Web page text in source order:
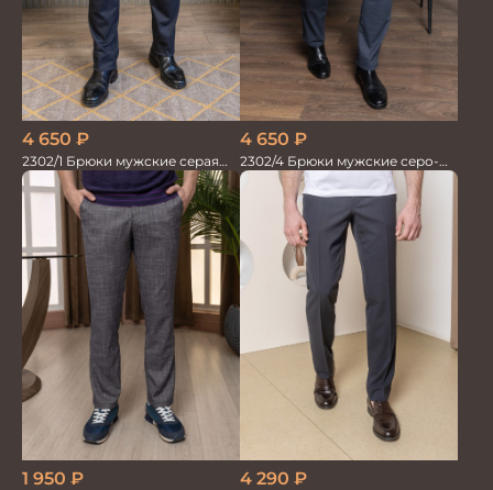
4 650 ₽
2302/1 Брюки мужские серая
елка
4 650 ₽
2302/4 Брюки мужские серо-
синие
1 950 ₽ 4 290 ₽